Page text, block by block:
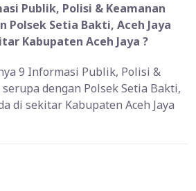
Publik, Polisi & Keamanan
Polsek Setia Bakti, Aceh Jaya
Kabupaten Aceh Jaya ?
9 Informasi Publik, Polisi &
dengan Polsek Setia Bakti,
di sekitar Kabupaten Aceh Jaya